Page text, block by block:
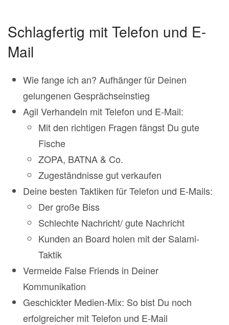
Schlagfertig mit Telefon und E-
Mail
Wie fange ich an? Aufhänger für Deinen
gelungenen Gesprächseinstieg
Agil Verhandeln mit Telefon und E-Mail:
Mit den richtigen Fragen fängst Du gute
Fische
ZOPA, BATNA & Co.
Zugeständnisse gut verkaufen
Deine besten Taktiken für Telefon und E-Mails:
Der große Biss
Schlechte Nachricht/ gute Nachricht
Kunden an Board holen mit der Salami-
Taktik
Vermeide False Friends in Deiner
Kommunikation
Geschickter Medien-Mix: So bist Du noch
erfolgreicher mit Telefon und E-Mail